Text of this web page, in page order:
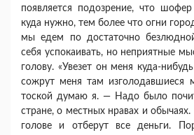
появляется подозрение, что
куда нужно, тем более что огни
мы едем по до­статочно
себя успокаи­вать, но неприятные
голову. «Увезет он меня куда-
со­жрут меня там изголодавшиеся
тоской думаю я. — Надо было
стране, о местных нравах и
голове и отберут все деньги.